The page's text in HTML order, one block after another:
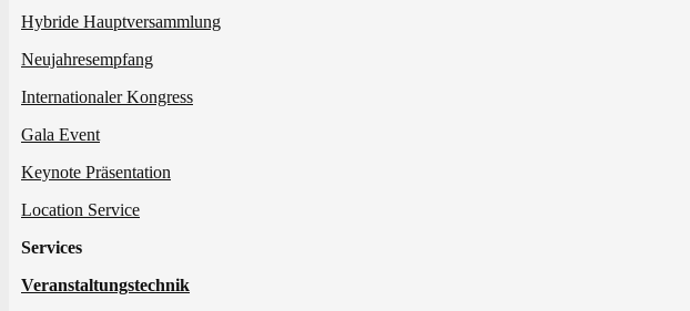
Hybride Hauptversammlung
Neujahresempfang
Internationaler Kongress
Gala Event
Keynote Präsentation
Location Service
Services
Veranstaltungstechnik